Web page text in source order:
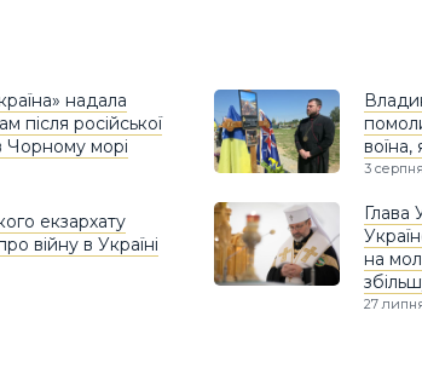
надала
після російської
Чорному морі
воїна,
3 серпня
екзархату
війну в Україні
Глава
на
27